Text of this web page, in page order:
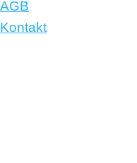
AGB
Kontakt